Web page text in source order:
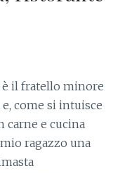
è il fratello minore
come si intuisce
carne e cucina
ragazzo una